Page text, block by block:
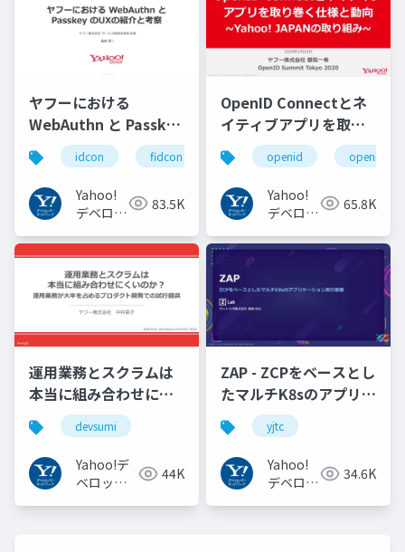
ヤフーにおける
WebAuthn と Passkey
の UX の紹介と考察
#idcon #fidcon
idcon fidcon
Yahoo!
デベロッ
トワーク
83.5K
OpenID Connectとネ
イティブアプリを取り
巻く仕様と動向 Yahoo!
JAPANの取り組み
#openid
#openid_tokyo
openid
Yahoo!
デベロッ
トワーク
65.8K
運用業務とスクラムは
本当に組み合わせにく
いのか︖運用業務が大
半を占めるプロダクト
開発での試行錯誤
devsumi
Yahoo!デ
ベロッパ
44K
ZAP - ZCPをベースとし
たマルチK8sのアプリケ
ーション実行基盤
#YJTC / YJTC21 B-3
yjtc
Yahoo!
デベロッ
34.6K